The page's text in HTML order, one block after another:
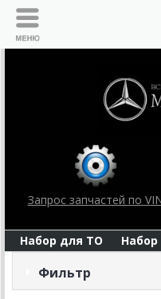
Запрос запчастей по
Набор для ТО
Фильтр